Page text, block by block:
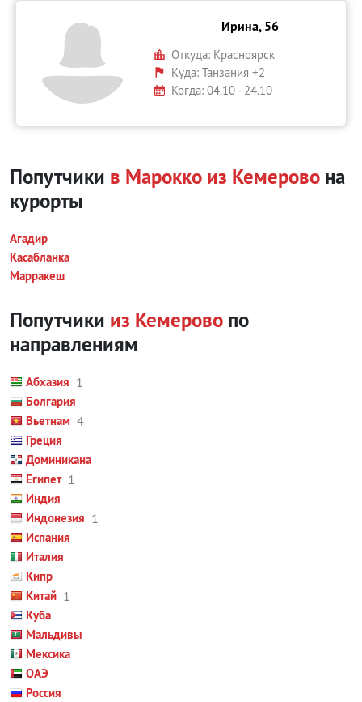
Ирина, 56
Откуда: Красноярск
Куда:Танзания +2
Когда: 04.10 - 24.10
Попутчики в Марокко из Кемерово на
курорты
Агадир
Касабланка
Марракеш
Попутчики из Кемерово по
направлениям
Абхазия 1
Болгария
Вьетнам 4
Греция
Доминикана
Египет 1
Индия
Индонезия 1
Испания
Италия
Кипр
Китай 1
Куба
Мальдивы
Мексика
ОАЭ
Россия